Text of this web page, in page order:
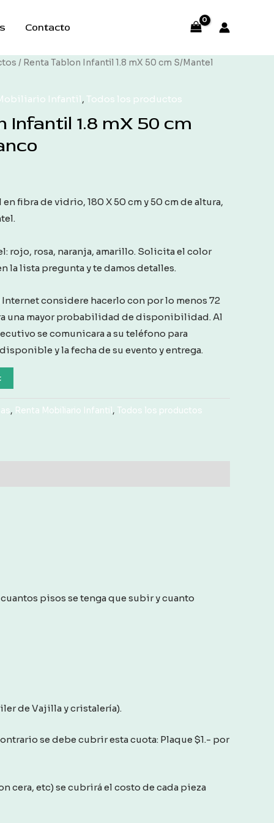
Contacto
/ Renta Tablon Infantil 1.8 mX 50 cm S/Mantel
Infantil, Todos los productos
Infantil 1.8 mX 50 cm
fibra de vidrio, 180 X 50 cm y 50 cm de altura,
rojo, rosa, naranja, amarillo. Solicita el color
la lista pregunta y te damos detalles.
considere hacerlo con por lo menos 72
una mayor probabilidad de disponibilidad. Al
se comunicara a su teléfono para
y la fecha de su evento y entrega.
, Renta Mobiliario Infantil , Todos los productos
pisos se tenga que subir y cuanto
de Vajilla y cristalería).
se debe cubrir esta cuota: Plaque $1.- por
cera, etc) se cubrirá el costo de cada pieza